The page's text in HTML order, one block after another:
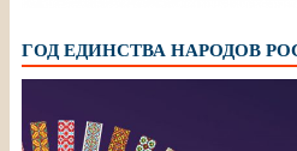
ГОД ЕДИНСТВА НАРОДОВ